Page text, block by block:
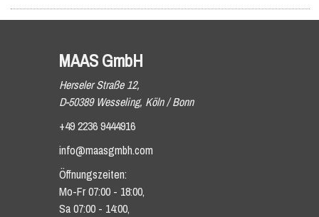
MAAS GmbH
Herseler Straße 12,
D-50389 Wesseling, Köln / Bonn
+49 2236 9444916
info@maasgmbh.com
Öffnungszeiten:
Mo-Fr 07:00 - 18:00,
Sa 07:00 - 14:00,